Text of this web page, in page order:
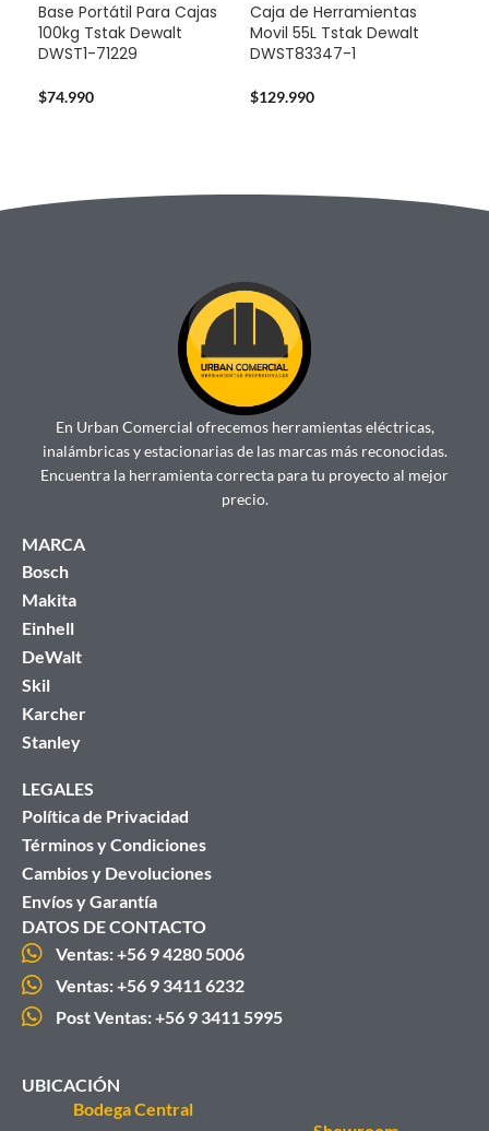
Base Portátil Para Cajas
100kg Tstak Dewalt
DWST1-71229
$74.990
Caja de Herramientas
Movil 55L Tstak Dewalt
DWST83347-1
$129.990
En Urban Comercial ofrecemos herramientas eléctricas,
inalámbricas y estacionarias de las marcas más reconocidas.
Encuentra la herramienta correcta para tu proyecto al mejor
precio.
MARCA
Bosch
Makita
Einhell
DeWalt
Skil
Karcher
Stanley
LEGALES
Política de Privacidad
Términos y Condiciones
Cambios y Devoluciones
Envíos y Garantía
DATOS DE CONTACTO
Ventas: +56 9 4280 5006
Ventas: +56 9 3411 6232
Post Ventas: +56 9 3411 5995
UBICACIÓN
Bodega Central